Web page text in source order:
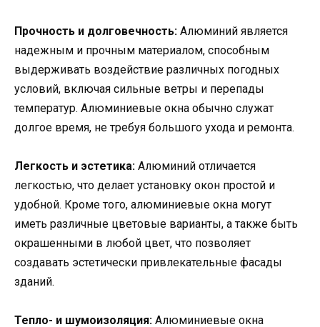
Прочность и долговечность: Алюминий является
надежным и прочным материалом, способным
выдерживать воздействие различных погодных
условий, включая сильные ветры и перепады
температур. Алюминиевые окна обычно служат
долгое время, не требуя большого ухода и ремонта.
Легкость и эстетика: Алюминий отличается
легкостью, что делает установку окон простой и
удобной. Кроме того, алюминиевые окна могут
иметь различные цветовые варианты, а также быть
окрашенными в любой цвет, что позволяет
создавать эстетически привлекательные фасады
зданий.
Тепло- и шумоизоляция: Алюминиевые окна